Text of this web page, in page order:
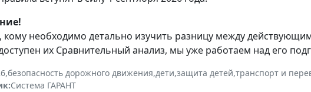
кому необходимо детально изучить разницу между
их Сравнительный анализ, мы уже работаем над его
,безопасность дорожного движения,дети,защита детей,транспорт и
Система ГАРАНТ